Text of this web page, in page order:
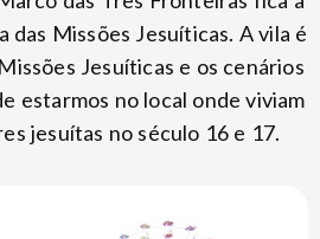
das Missões Jesuíticas. A vila é
Jesuíticas e os cenários
estarmos no local onde viviam
jesuítas no século 16 e 17.